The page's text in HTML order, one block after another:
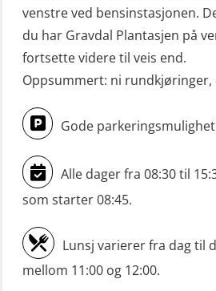
Mann-Over-Bord
båt m/mørkekjøring
(OSE151)
Mann-Over-Bord
båt u/mørkekjøring –
(OSE1142)
Mann-Over-Bord
u/mørkekjøring –
Mørkekjøring-modul
Bord (hurtiggående)
(OSE1001)
venstre ved bensinstasjonen.
du har Gravdal Plantasjen på
fortsette videre til veis end.
Oppsummert: ni rundkjøringer,
Gode
Alle dager fra 08:30 til
som starter 08:45.
Lunsj varierer fra dag til
mellom 11:00 og 12:00.